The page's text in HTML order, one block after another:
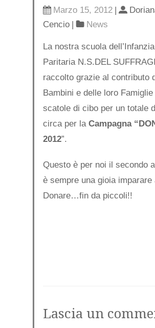
Marzo 15, 2012 |
Cencio | News
La nostra scuola dell’Infanzia
Paritaria N.S.DEL
raccolto grazie al contributo
Bambini e delle loro
scatole di cibo per un totale
circa per la Campagna
2012”.
Questo è per noi il secondo
è sempre una gioia imparare
Donare…fin da piccoli!!
Lascia un